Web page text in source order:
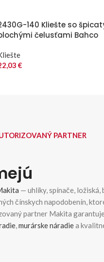
140 Kliešte so
čelusťami Bahco
€
PARTNER
— uhlíky, spínače, ložiská,
čínskych napodobenín,
partner Makita
,murárske náradiea